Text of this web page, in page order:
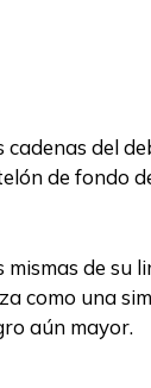
del
de fondo
de su
como una
aún mayor.